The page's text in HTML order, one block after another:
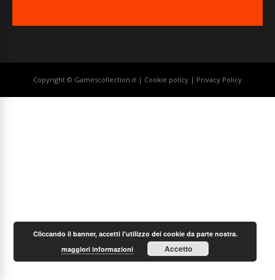
Copyright © Gamescollection.it | Cookie policy | Privacy Policy
Cliccando il banner, accetti l'utilizzo dei cookie da parte nostra.
maggiori informazioni
Accetto